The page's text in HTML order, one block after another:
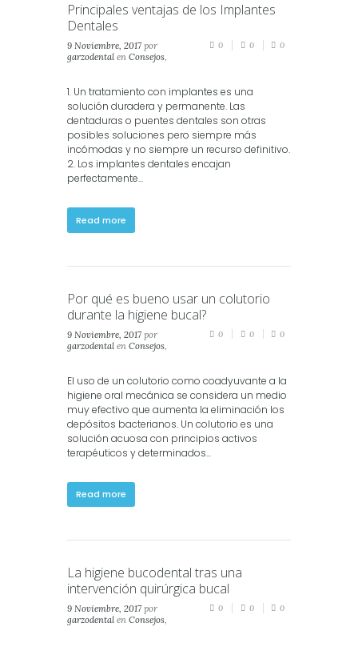
Principales ventajas de los Implantes
Dentales
9 Noviembre, 2017 por
garzodental en Consejos,
0 0 0
1. Un tratamiento con implantes es una
solución duradera y permanente. Las
dentaduras o puentes dentales son otras
posibles soluciones pero siempre más
incómodas y no siempre un recurso definitivo.
2. Los implantes dentales encajan
perfectamente...
Read more
Por qué es bueno usar un colutorio
durante la higiene bucal?
9 Noviembre, 2017 por
garzodental en Consejos
0 0 0
El uso de un colutorio como coadyuvante a la
higiene oral mecánica se considera un medio
muy efectivo que aumenta la eliminación los
depósitos bacterianos. Un colutorio es una
solución acuosa con principios activos
terapéuticos y determinados...
Read more
La higiene bucodental tras una
intervención quirúrgica bucal
9 Noviembre, 2017 por
garzodental en Consejos,
0 0 0